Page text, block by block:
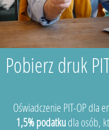
Pobierz druk
Oświadczenie PIT-OP dla
1,5% podatkudla osób,